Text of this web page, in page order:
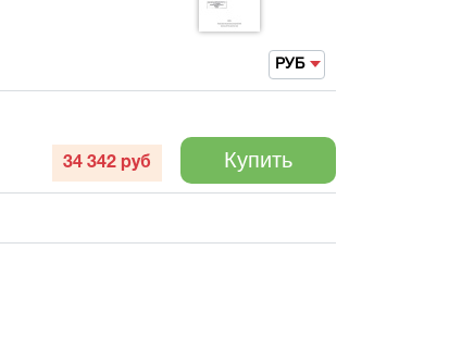
РУБ
34 342 руб Купить